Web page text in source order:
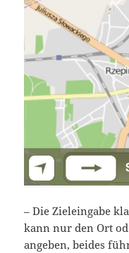
– Die Zieleingabe
kann nur den Ort
angeben, beides